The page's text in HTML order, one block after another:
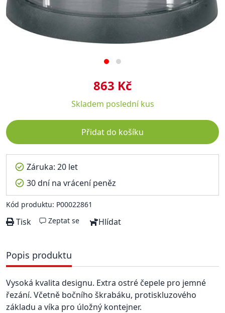
863 Kč
Skladem poslední kus
Přidat do košíku
Záruka: 20 let
30 dní na vrácení peněz
Kód produktu: P00022861
Tisk Zeptat se Hlídat
Popis produktu
Vysoká kvalita designu. Extra ostré čepele pro jemné
řezání. Včetně bočního škrabáku, protiskluzového
základu a víka pro úložný kontejner.